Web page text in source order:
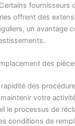
fournisseurs
offrent des
un avantage
des
des
votre
le processus de
conditions de